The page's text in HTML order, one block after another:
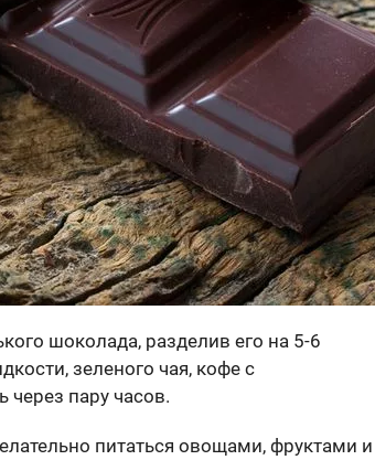
шоколада, разделив его на 5-6
зеленого чая, кофе с
пару часов.
питаться овощами, фруктами и